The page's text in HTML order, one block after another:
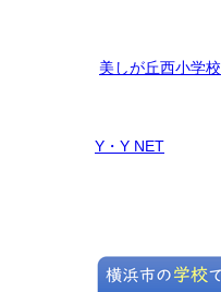
美しが丘西小学校
Y・Y NET